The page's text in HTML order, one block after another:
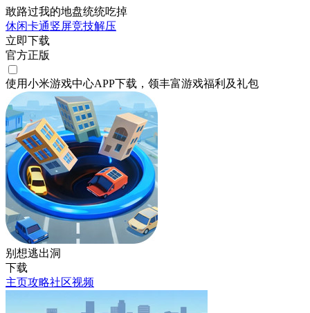
敢路过我的地盘统统吃掉
休闲卡通竖屏竞技解压
立即下载
官方正版
使用小米游戏中心APP下载 ，领丰富游戏福利 及礼包
别想逃出洞
下载
主页攻略社区视频